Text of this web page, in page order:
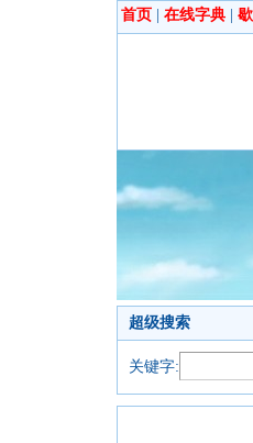
首页 在线字典
超级搜索
关键字: